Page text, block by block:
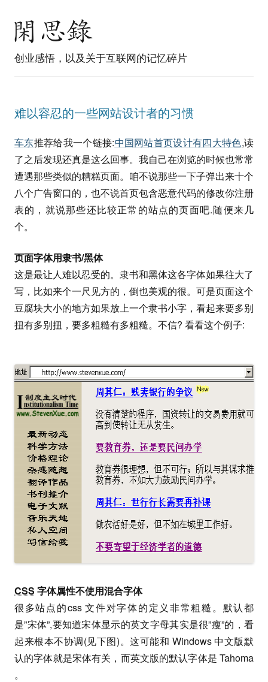
创业感悟，以及关于互联网的记忆碎片
难以容忍的一些网站设计者的习惯
车东推荐给我一个链接:中国网站首页设计有四大特色,读
了之后发现还真是这么回事。我自己在浏览的时候也常常
遭遇那些类似的糟糕页面。咱不说那些一下子弹出来十个
八个广告窗口的，也不说首页包含恶意代码的修改你注册
表的，就说那些还比较正常的站点的页面吧.随便来几
个。
页面字体用隶书/黑体
这是最让人难以忍受的。隶书和黑体这各字体如果往大了
写，比如来个一尺见方的，倒也美观的很。可是页面这个
豆腐块大小的地方如果放上一个隶书小字，看起来要多别
扭有多别扭，要多粗糙有多粗糙。不信? 看看这个例子:
CSS 字体属性不使用混合字体
很多站点的css 文件对字体的定义非常粗糙。默认都
是”宋体”,要知道宋体显示的英文字母其实是很”瘦”的，看
起来根本不协调(见下图)。这可能和 Windows 中文版默
认的字体就是宋体有关，而英文版的默认字体是 Tahoma
。